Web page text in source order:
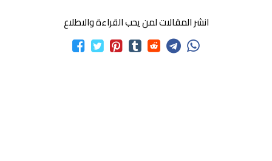
انشر المقالات لمن يحب القراءة والاطلاع